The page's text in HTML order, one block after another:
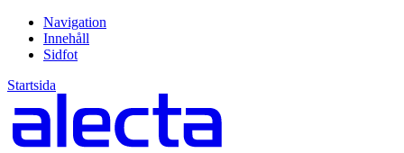
Navigation
Innehåll
Sidfot
Startsida